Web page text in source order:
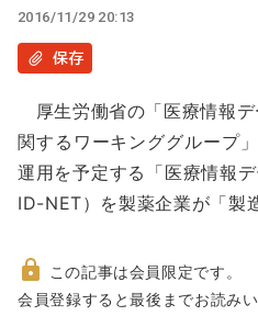
ツ
に
2016/11/29 20:13
保存
厚生労働省の「医療情報
関するワーキンググループ
運用を予定する「医療情報
ID-NET）を製薬企業が「製
非
この記事は会員限定です。
会員登録すると最後までお読みい